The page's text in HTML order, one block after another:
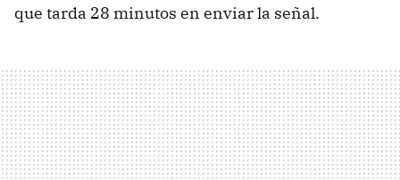
que tarda 28 minutos en enviar la señal.